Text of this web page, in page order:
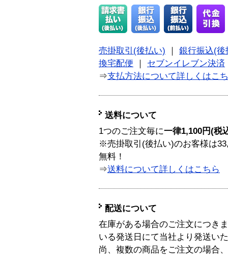
売掛取引(後払い) ｜ 銀行振込(後
換宅配便 ｜ セブンイレブン決済
⇒支払方法について詳しくはこ
送料について
1つのご注文毎に一律1,100円(税
※売掛取引(後払い)のお客様は
無料！
⇒送料について詳しくはこちら
配送について
在庫がある場合のご注文につき
いる発送日にて当社より発送い
尚、複数の商品をご注文の場合